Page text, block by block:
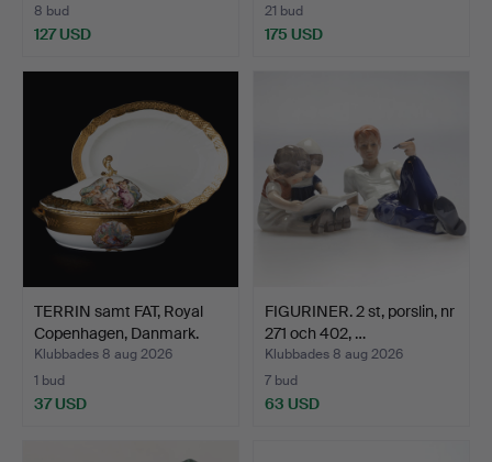
8 bud
127 USD
21 bud
175 USD
TERRIN samt FAT, Royal
Copenhagen, Danmark.
Klubbades 8 aug 2026
1 bud
37 USD
FIGURINER. 2 st, porslin, nr
271 och 402, …
Klubbades 8 aug 2026
7 bud
63 USD